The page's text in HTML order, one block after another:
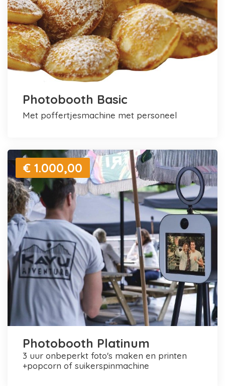
Photobooth Basic
met poffertjesmachine met personeel
€ 1.000,00
Photobooth Platinum
3 uur onbeperkt foto's maken en printen
+popcorn of suikerspinmachine